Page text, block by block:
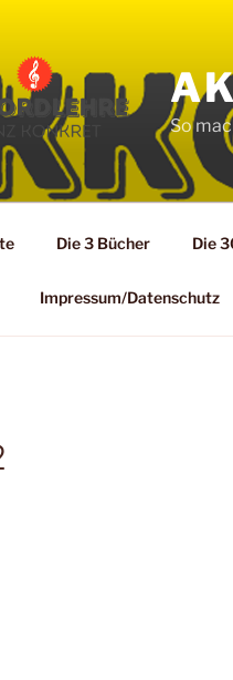
So
Die 3 Bücher Die
Impressum/Datenschutz